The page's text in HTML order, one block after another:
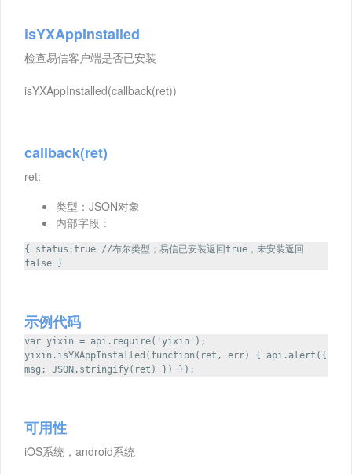
isYXAppInstalled
检查易信客户端是否已安装
isYXAppInstalled(callback(ret))
callback(ret)
ret:
类型：JSON对象
内部字段：
{ status:true //布尔类型；易信已安装返回true，未安装返回
false }
示例代码
var yixin = api.require('yixin');
yixin.isYXAppInstalled(function(ret, err) { api.alert({
msg: JSON.stringify(ret) }) });
可用性
iOS系统，android系统